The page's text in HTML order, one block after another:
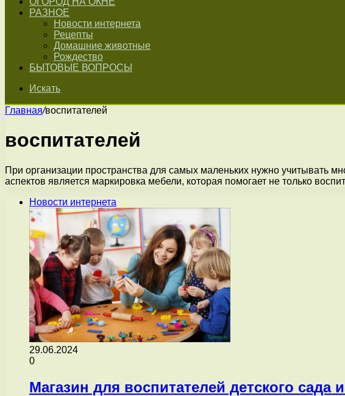
РАЗНОЕ
Новости интернета
Рецепты
Домашние животные
Рождество
БЫТОВЫЕ ВОПРОСЫ
Искать
Главная/воспитателей
воспитателей
При организации пространства для самых маленьких нужно учитывать
аспектов является маркировка мебели, которая помогает не только
Новости интернета
29.06.2024
0
Магазин для воспитателей детского